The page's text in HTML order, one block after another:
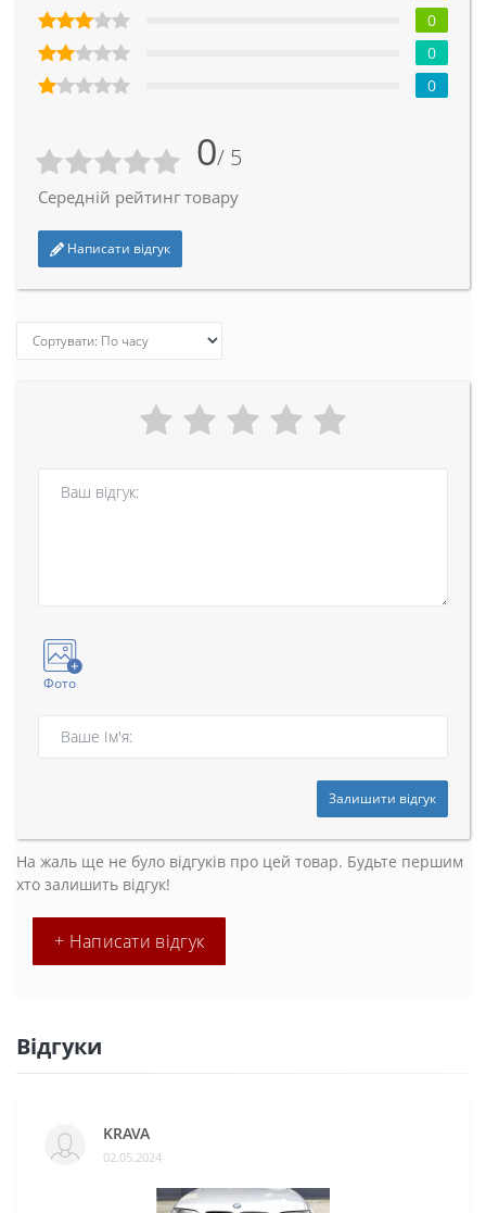
0/ 5
Середній рейтинг товару
Написати відгук
0
0
0
Фото
Залишити відгук
На жаль ще не було відгуків про цей товар. Будьте першим
хто залишить відгук!
+ Написати відгук
Відгуки
KRAVA
02.05.2024